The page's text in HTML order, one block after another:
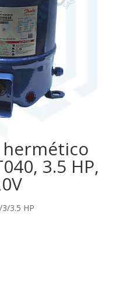
3.5 HP,
3.5 HP